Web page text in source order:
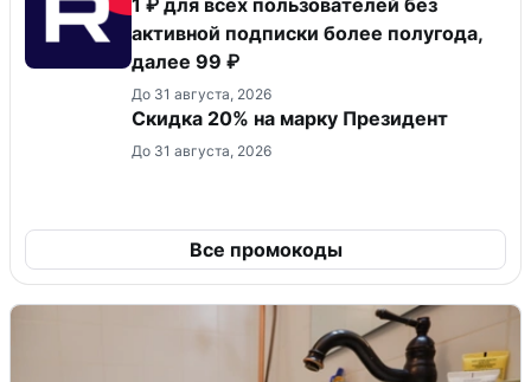
1 ₽ для всех пользователей без
активной подписки более полугода,
далее 99 ₽
До 31 августа, 2026
Скидка 20% на марку Президент
До 31 августа, 2026
Все промокоды